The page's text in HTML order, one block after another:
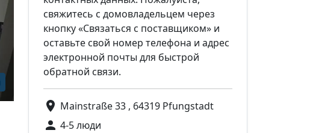
свяжитесь с домовладельцем через
кнопку «Связаться с поставщиком» и
оставьте свой номер телефона и адрес
электронной почты для быстрой
обратной связи.
Mainstraße 33 , 64319 Pfungstadt
4-5 люди